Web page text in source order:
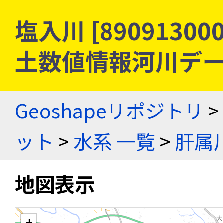
塩入川
土数値情報河川デ
Geoshapeリポジトリ >
ット >水系 一覧> 肝属
地図表示